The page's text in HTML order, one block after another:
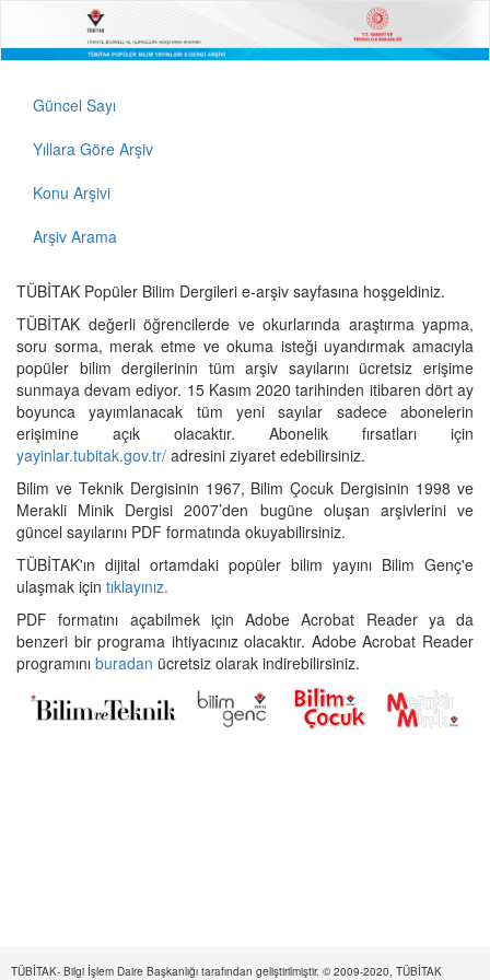
Güncel Sayı
Yıllara Göre Arşiv
Konu Arşivi
Arşiv Arama
TÜBİTAK Popüler Bilim Dergileri e-arşiv sayfasına hoşgeldiniz.
TÜBİTAK değerli öğrencilerde ve okurlarında araştırma yapma,
soru sorma, merak etme ve okuma isteği uyandırmak amacıyla
popüler bilim dergilerinin tüm arşiv sayılarını ücretsiz erişime
sunmaya devam ediyor. 15 Kasım 2020 tarihinden itibaren dört ay
boyunca yayımlanacak tüm yeni sayılar sadece abonelerin
erişimine açık olacaktır. Abonelik fırsatları için
yayinlar.tubitak.gov.tr/ adresini ziyaret edebilirsiniz.
Bilim ve Teknik Dergisinin 1967, Bilim Çocuk Dergisinin 1998 ve
Merakli Minik Dergisi 2007’den bugüne oluşan arşivlerini ve
güncel sayılarını PDF formatında okuyabilirsiniz.
TÜBİTAK'ın dijital ortamdaki popüler bilim yayını Bilim Genç'e
ulaşmak için tıklayınız.
PDF formatını açabilmek için Adobe Acrobat Reader ya da
benzeri bir programa ihtiyacınız olacaktır. Adobe Acrobat Reader
programını buradan ücretsiz olarak indirebilirsiniz.
TÜBİTAK- Bilgi İşlem Daire Başkanlığı tarafından geliştirilmiştir. © 2009-2020, TÜBİTAK